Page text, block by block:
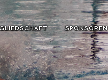
SPONSOREN